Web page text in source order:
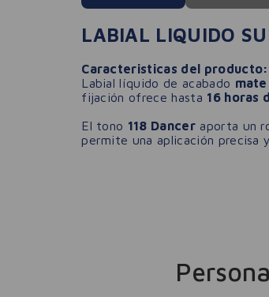
LABIAL LIQUIDO
Caracteristicas del producto:
Labial líquido de acabado
fijación ofrece hasta 16 horas
El tono 118 Danceraporta un
permite una aplicación precisa